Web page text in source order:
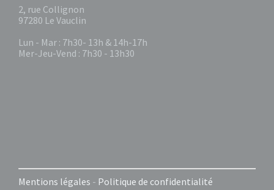
2, rue Collignon
97280 Le Vauclin
Lun - Mar : 7h30- 13h & 14h-17h
Mer-Jeu-Vend : 7h30 - 13h30
Mentions légales - Politique de confidentialité